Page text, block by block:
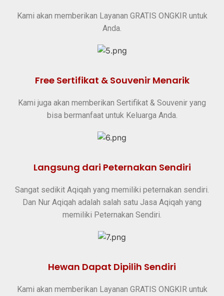
Kami akan memberikan Layanan GRATIS ONGKIR untuk
Anda.
Free Sertifikat & Souvenir Menarik
Kami juga akan memberikan Sertifikat & Souvenir yang
bisa bermanfaat untuk Keluarga Anda.
Langsung dari Peternakan Sendiri
Sangat sedikit Aqiqah yang memiliki peternakan sendiri.
Dan Nur Aqiqah adalah salah satu Jasa Aqiqah yang
memiliki Peternakan Sendiri.
Hewan Dapat Dipilih Sendiri
Kami akan memberikan Layanan GRATIS ONGKIR untuk